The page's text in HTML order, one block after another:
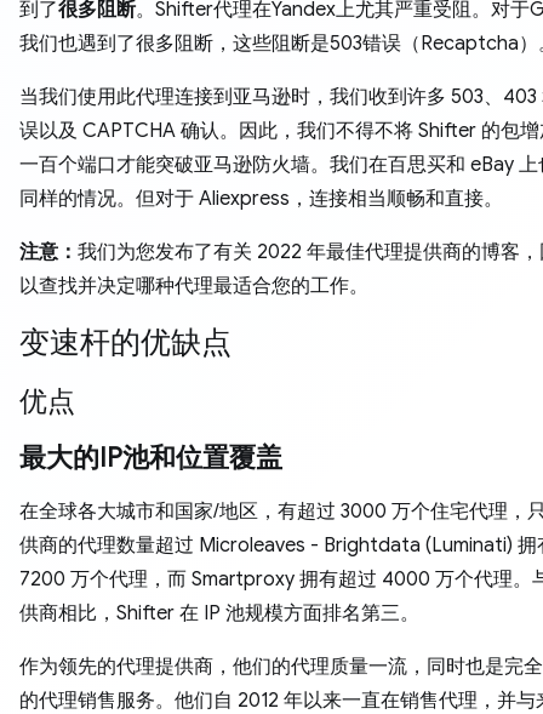
到了很多阻断。Shifter代理在Yandex上尤其严重受阻。对于
我们也遇到了很多阻断，这些阻断是503错误（Recaptcha）
当我们使用此代理连接到亚马逊时，我们收到许多 503、403
误以及 CAPTCHA 确认。因此，我们不得不将 Shifter 的包
一百个端口才能突破亚马逊防火墙。我们在百思买和 eBay
同样的情况。但对于 Aliexpress，连接相当顺畅和直接。
注意： 我们为您发布了有关 2022 年最佳代理提供商的博客
以查找并决定哪种代理最适合您的工作。
变速杆的优缺点
优点
最大的IP池和位置覆盖
在全球各大城市和国家/地区，有超过 3000 万个住宅代理，
供商的代理数量超过 Microleaves - Brightdata (Luminati) 拥
7200 万个代理，而 Smartproxy 拥有超过 4000 万个代理。
供商相比，Shifter 在 IP 池规模方面排名第三。
作为领先的代理提供商，他们的代理质量一流，同时也是完
的代理销售服务。他们自 2012 年以来一直在销售代理，并与